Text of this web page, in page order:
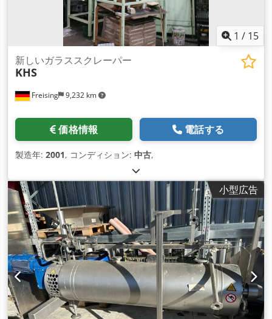
1 / 15
Freising 9,232 km
新しいガラススクレーパー
KHS
価格情報 電話する
製造年: 2001, コンディション: 中古,
小型広告